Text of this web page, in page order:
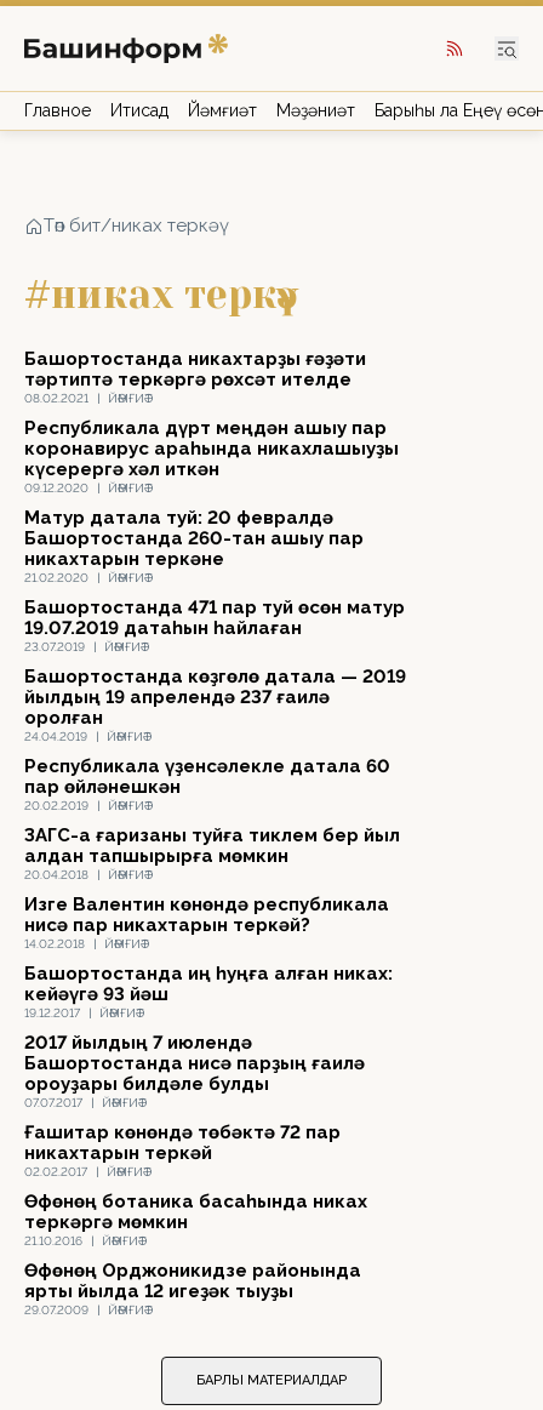
Главное Иҡтисад Йәмғиәт Мәҙәниәт Барыһы ла Еңеү
Төп бит/никах теркәү
#никах теркәү
08.02.2021 | ЙӘМҒИӘТ
Башҡортостанда никахтарҙы ғәҙәти
тәртиптә теркәргә рөхсәт ителде
09.12.2020 | ЙӘМҒИӘТ
Республикала дүрт меңдән ашыу пар
коронавирус арҡаһында никахлашыуҙы
күсерергә хәл иткән
21.02.2020 | ЙӘМҒИӘТ
Матур датала туй: 20 февралдә
Башҡортостанда 260-тан ашыу пар
никахтарын теркәне
23.07.2019 | ЙӘМҒИӘТ
Башҡортостанда 471 пар туй өсөн матур
19.07.2019 датаһын һайлаған
24.04.2019 | ЙӘМҒИӘТ
Башҡортостанда көҙгөлө датала — 2019
йылдың 19 апрелендә 237 ғаилә
ҡоролған
20.02.2019 | ЙӘМҒИӘТ
Республикала үҙенсәлекле датала 60
пар өйләнешкән
20.04.2018 | ЙӘМҒИӘТ
ЗАГС-ҡа ғаризаны туйға тиклем бер йыл
алдан тапшырырға мөмкин
14.02.2018 | ЙӘМҒИӘТ
Изге Валентин көнөндә республикала
нисә пар никахтарын теркәй?
19.12.2017 | ЙӘМҒИӘТ
Башҡортостанда иң һуңға ҡалған никах:
кейәүгә 93 йәш
07.07.2017 | ЙӘМҒИӘТ
2017 йылдың 7 июлендә
Башҡортостанда нисә парҙың ғаилә
ҡороуҙары билдәле булды
02.02.2017 | ЙӘМҒИӘТ
Ғашиҡтар көнөндә төбәктә 72 пар
никахтарын теркәй
21.10.2016 | ЙӘМҒИӘТ
Өфөнөң ботаника баҡсаһында никах
теркәргә мөмкин
29.07.2009 | ЙӘМҒИӘТ
Өфөнөң Орджоникидзе районында
ярты йылда 12 игеҙәк тыуҙы
БАРЛЫҠ МАТЕРИАЛДАР